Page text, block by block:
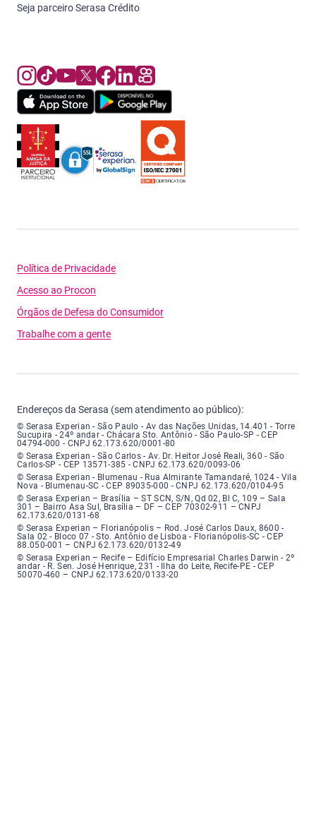
Seja parceiro Serasa Crédito
Política de Privacidade
Acesso ao Procon
Órgãos de Defesa do Consumidor
Trabalhe com a gente
Endereços da Serasa (sem atendimento ao público):
Serasa Experian - São Paulo - Endereço: Avenida das Nações Unidas,
© Serasa Experian - São Paulo - Av das Nações Unidas, 14.401 - Torre
Sucupira - 24º andar - Chácara Sto. Antônio - São Paulo-SP - CEP
04794-000 - CNPJ 62.173.620/0001-80
Serasa Experian - São Carlos - Endereço: Avenida Doutor Heitor José
© Serasa Experian - São Carlos - Av. Dr. Heitor José Reali, 360 - São
Carlos-SP - CEP 13571-385 - CNPJ 62.173.620/0093-06
Serasa Experian - Blumenau - Endereço: Rua Almirante Tamandaré,
© Serasa Experian - Blumenau - Rua Almirante Tamandaré, 1024 - Vila
Nova - Blumenau-SC - CEP 89035-000 - CNPJ 62.173.620/0104-95
Serasa Experian - Brasília, Endereço: Setor Comercial Norte, sem
© Serasa Experian – Brasília – ST SCN, S/N, Qd 02, Bl C, 109 – Sala
301 – Bairro Asa Sul, Brasília – DF – CEP 70302-911 – CNPJ
62.173.620/0131-68
Serasa Experian - Florianópolis, Endereço: Rodovia José Carlos, número
© Serasa Experian – Florianópolis – Rod. José Carlos Daux, 8600 -
Sala 02 - Bloco 07 - Sto. Antônio de Lisboa - Florianópolis-SC - CEP
88.050-001 – CNPJ 62.173.620/0132-49
Serasa Experian - Recife, Endereço: Edifício Empresarial Charles Darwin,
© Serasa Experian – Recife – Edifício Empresarial Charles Darwin - 2º
andar - R. Sen. José Henrique, 231 - Ilha do Leite, Recife-PE - CEP
50070-460 – CNPJ 62.173.620/0133-20